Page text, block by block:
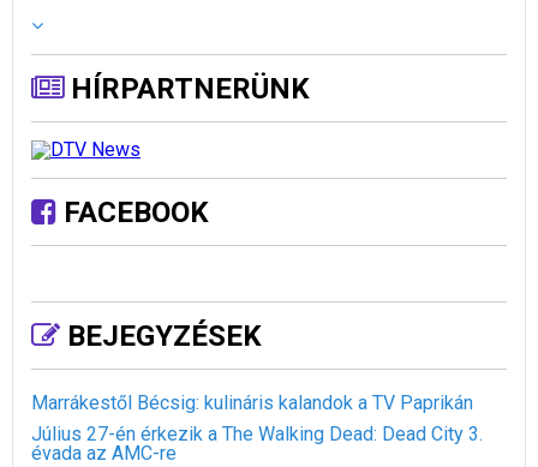
HÍRPARTNERÜNK
FACEBOOK
BEJEGYZÉSEK
Marrákestől Bécsig: kulináris kalandok a TV Paprikán
Július 27-én érkezik a The Walking Dead: Dead City 3.
évada az AMC-re